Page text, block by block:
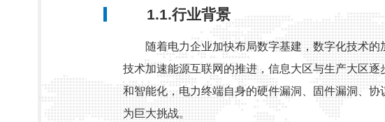
1.1.行业背景
随着电力企业加快布局数字基建，数字化技术
技术加速能源互联网的推进，信息大区与生产大区逐
和智能化，电力终端自身的硬件漏洞、固件漏洞、
为巨大挑战。